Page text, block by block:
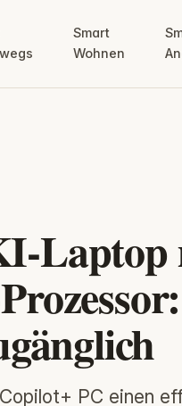
Smart
Wohnen
Laptop
PC einen